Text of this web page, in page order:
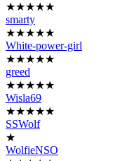
★★★★★
smarty
★★★★★
White-power-girl
★★★★★
greed
★★★★★
Wisla69
★★★★★
SSWolf
★
WolfieNSO